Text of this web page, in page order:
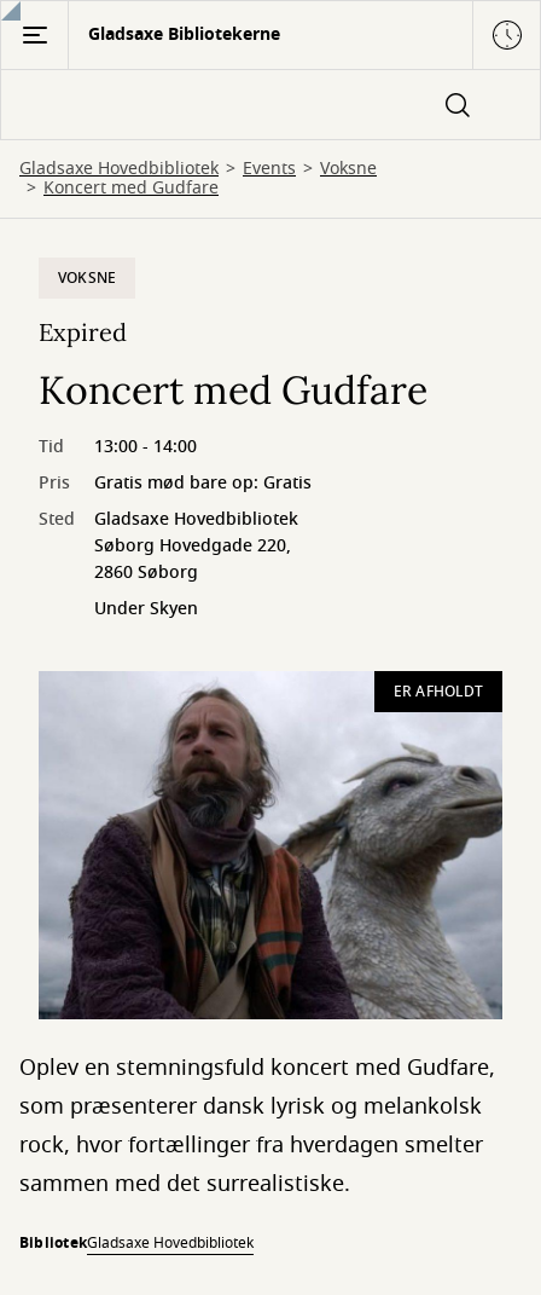
Gå
hovedindhold
Gladsaxe Bibliotekerne
Gladsaxe Hovedbibliotek Events Voksne
Koncert med Gudfare
ER AFHOLDT
VOKSNE
Expired
Koncert med Gudfare
Tid
13:00 - 14:00
Pris
Gratis mød bare op: Gratis
Sted
Gladsaxe Hovedbibliotek
Søborg Hovedgade 220,
2860 Søborg
Under Skyen
Oplev en stemningsfuld koncert med Gudfare,
som præsenterer dansk lyrisk og melankolsk
rock, hvor fortællinger fra hverdagen smelter
sammen med det surrealistiske.
BibliotekGladsaxe Hovedbibliotek